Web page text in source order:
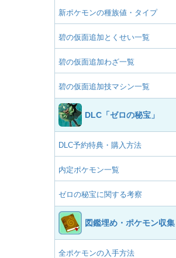
新ポケモンの種族値・タイプ
碧の仮面追加とくせい一覧
碧の仮面追加わざ一覧
碧の仮面追加技マシン一覧
DLC「ゼロの秘宝」
DLC予約特典・購入方法
内定ポケモン一覧
ゼロの秘宝に関する考察
図鑑埋め・ポケモン収集
全ポケモンの入手方法